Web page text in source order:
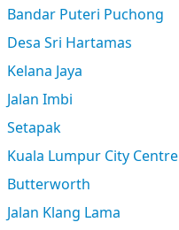
Bandar Puteri Puchong
Desa Sri Hartamas
Kelana Jaya
Jalan Imbi
Setapak
Kuala Lumpur City Centre
Butterworth
Jalan Klang Lama